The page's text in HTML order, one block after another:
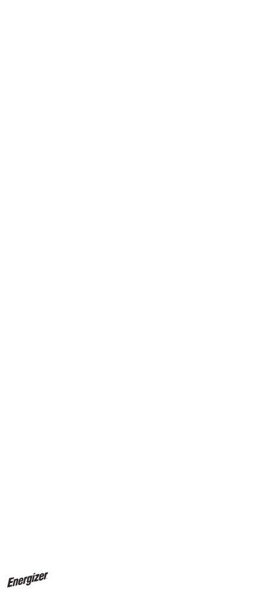
NAZWA
PRODUCENTA: